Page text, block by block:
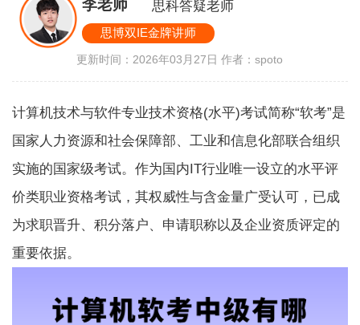
李老师 思科答疑老师
思博双IE金牌讲师
更新时间：2026年03月27日作者：spoto
计算机技术与软件专业技术资格(水平)考试简称“软考”是
国家人力资源和社会保障部、工业和信息化部联合组织
实施的国家级考试。作为国内IT行业唯一设立的水平评
价类职业资格考试，其权威性与含金量广受认可，已成
为求职晋升、积分落户、申请职称以及企业资质评定的
重要依据。